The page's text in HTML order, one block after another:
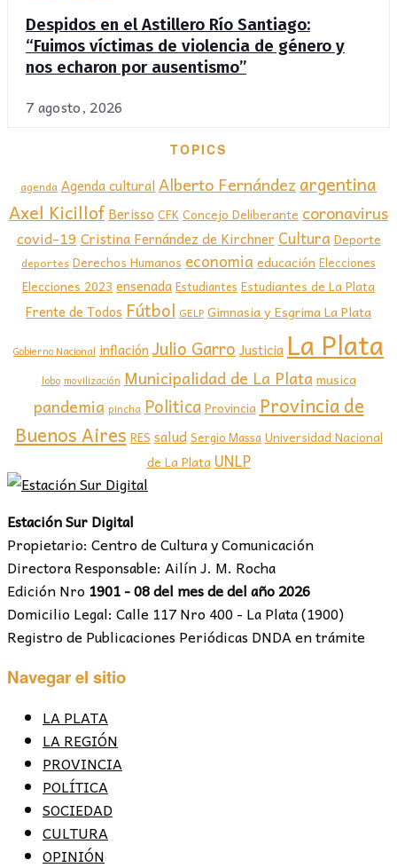
Despidos en el Astillero Río Santiago:
“Fuimos víctimas de violencia de género y
nos echaron por ausentismo”
7 agosto, 2026
TOPICS
agenda Agenda culturalAlberto Fernández argentina
Axel Kicillof Berisso CFKConcejo Deliberante coronavirus
covid-19 Cristina Fernández de Kirchner Cultura Deporte
deportes Derechos Humanos economia educación Elecciones
Elecciones 2023 ensenada Estudiantes Estudiantes de La Plata
Frente de Todos Fútbol GELP Gimnasia y Esgrima La Plata
Gobierno Nacional inflación Julio Garro Justicia La Plata
lobo movilización Municipalidad de La Plata musica
pandemia pincha Politica Provincia Provincia de
Buenos Aires RES salud Sergio Massa Universidad Nacional
de La Plata UNLP
Estación Sur Digital
Propietario: Centro de Cultura y Comunicación
Directora Responsable: Ailín J. M. Rocha
Edición Nro 1901 - 08 del mes de del año 2026
Domicilio Legal: Calle 117 Nro 400 - La Plata (1900)
Registro de Publicaciones Periódicas DNDA en trámite
Navegar el sitio
LA PLATA
LA REGIÓN
PROVINCIA
POLÍTICA
SOCIEDAD
CULTURA
OPINIÓN